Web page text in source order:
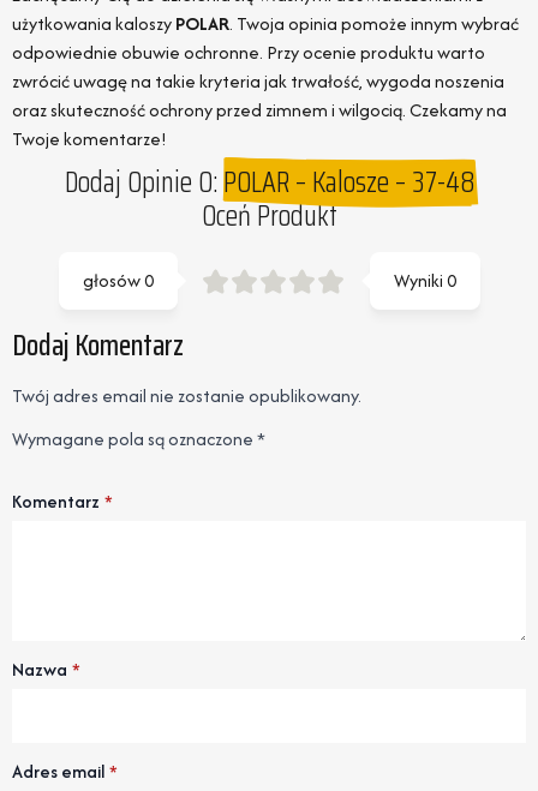
użytkowania kaloszyPOLAR. Twoja opinia pomoże innym wybrać
odpowiednie obuwie ochronne. Przy ocenie produktu warto
zwrócić uwagę na takie kryteria jak trwałość, wygoda noszenia
oraz skuteczność ochrony przed zimnem i wilgocią. Czekamy na
Twoje komentarze!
Dodaj Opinie O:POLAR – Kalosze – 37-48
Oceń Produkt
Wyniki0
głosów0
Dodaj Komentarz
Twój adres email nie zostanie opublikowany.
Wymagane pola są oznaczone*
Komentarz *
Nazwa *
Adres email*